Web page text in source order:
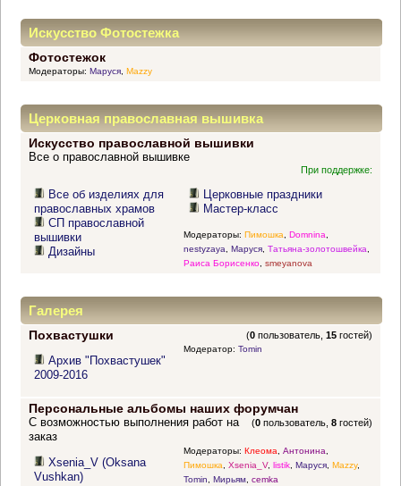
Искусство Фотостежка
Фотостежок
Модераторы: Маруся, Mazzy
Церковная православная вышивка
Искусство православной вышивки
Все о православной вышивке
При поддержке:
Все об изделиях для
православных храмов
СП православной
вышивки
Дизайны
Церковные праздники
Мастер-класс
Модераторы: Пимошка Domnina
nestyzaya
Маруся, Татьяна-золотошвейка
Раиса Борисенко, smeyanova
Галерея
Похвастушки (0 пользователь,15 гостей)
Архив "Похвастушек"
2009-2016
Модератор: Tomin
Персональные альбомы наших форумчан
(0 пользователь,8 гостей)
С возможностью выполнения работ на
заказ
Xsenia_V (Oksana
Vushkan)
Модераторы: Клеома, Антонина,
Пимошка, Xsenia_V, listik, Маруся, Mazzy,
Tomin, Мирьям, cemka